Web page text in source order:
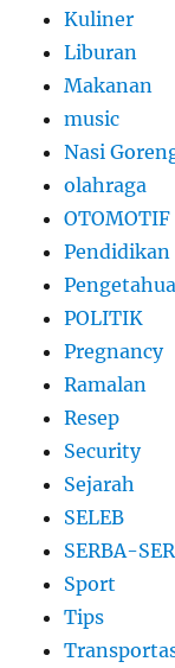
Kuliner
Liburan
Makanan
music
Nasi
olahraga
OTOMOTIF
Pendidikan
POLITIK
Pregnancy
Ramalan
Resep
Security
Sejarah
SELEB
SERBA-
Sport
Tips